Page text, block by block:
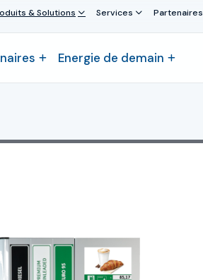
& Solutions Services Partenaires
Energie de demain